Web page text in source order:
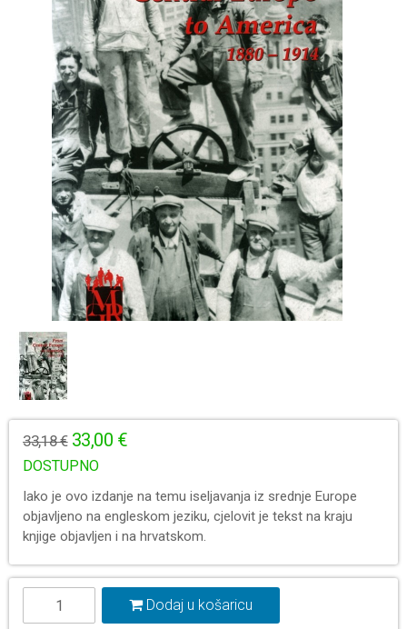
33,18 € 33,00 €
DOSTUPNO
Iako je ovo izdanje na temu iseljavanja iz srednje Europe
objavljeno na engleskom jeziku, cjelovit je tekst na kraju
knjige objavljen i na hrvatskom.
Dodaj u košaricu